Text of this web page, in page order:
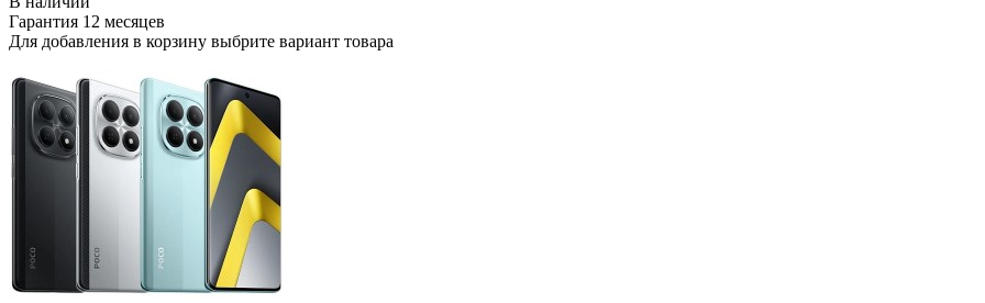
Гарантия 12 месяцев
Для добавления в корзину выбрите вариант товара